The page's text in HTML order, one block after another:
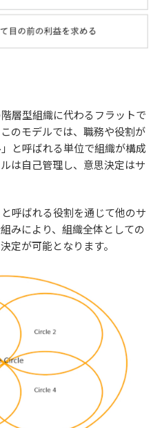
層型組織に代わるフラットで
のモデルでは、職務や役割が
と呼ばれる単位で組織が構成
は自己管理し、意思決定はサ
呼ばれる役割を通じて他のサ
みにより、組織全体としての
定が可能となります。